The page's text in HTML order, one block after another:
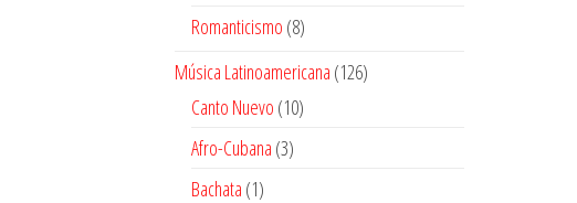
producto
Romanticismo 88
Música Latinoamericana 126126
Canto Nuevo 1010
Afro-Cubana 33
Bachata 11